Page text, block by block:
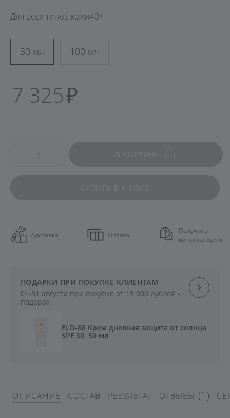
40+
Для всех типов кожи
30 мл 100 мл
7 325
Доставка Оплата
Получить
консультацию
ПОДАРКИ ПРИ ПОКУПКЕ КЛИЕНТАМ
01-31 августа при покупке от 15 000 рублей -
подарок
ELD-88 Крем дневная защита от солнца
SPF 30, 50 мл
ОПИСАНИЕ СОСТАВ РЕЗУЛЬТАТ ОТЗЫВЫ (1)